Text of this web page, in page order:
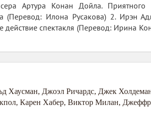
Артура Конан Дойла. Приятного
Илона Русакова) 2. Ирэн
спектакля (Перевод: Ирина
Хаусман, Джоэл Ричардс, Джек
, Карен Хабер, Виктор Милан,